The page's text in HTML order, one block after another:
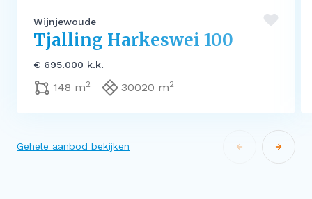
Wijnjewoude
Tjalling Harkeswei 100
€ 695.000 k.k.
148 m2 30020 m2
Gehele aanbod bekijken